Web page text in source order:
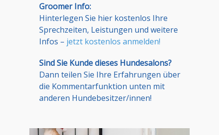
Groomer Info:
Hinterlegen Sie hier kostenlos Ihre
Sprechzeiten, Leistungen und weitere
Infos – jetzt kostenlos anmelden!
Sind Sie Kunde dieses Hundesalons?
Dann teilen Sie Ihre Erfahrungen über
die Kommentarfunktion unten mit
anderen Hundebesitzer/innen!